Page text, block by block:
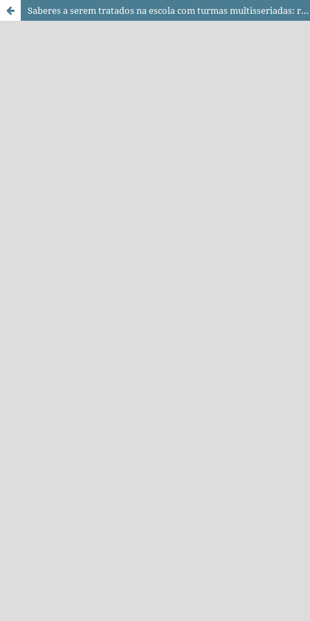
Saberes a serem tratados na escola com turmas multisseriadas: reflexões outras a partir das expectativas da comunidade campesina